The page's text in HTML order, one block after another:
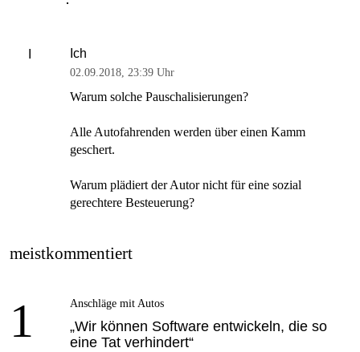
Ich
02.09.2018, 23:39 Uhr
Warum solche Pauschalisierungen?
Alle Autofahrenden werden über einen Kamm
geschert.
Warum plädiert der Autor nicht für eine sozial
gerechtere Besteuerung?
meistkommentiert
1 Anschläge mit Autos
„Wir können Software entwickeln, die so
eine Tat verhindert“